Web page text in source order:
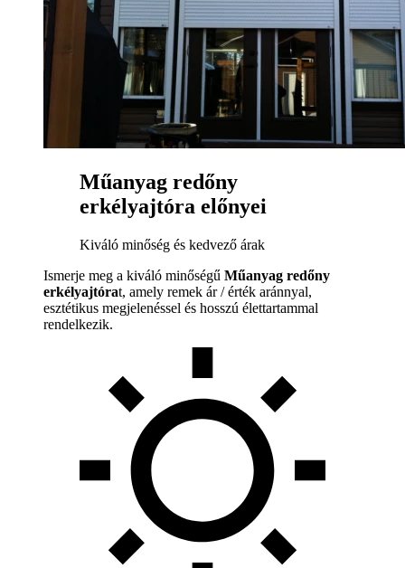
Műanyag redőny
erkélyajtóra előnyei
Kiváló minőség és kedvező árak
Ismerje meg a kiváló minőségű Műanyag redőny
erkélyajtórat, amely remek ár / érték aránnyal,
esztétikus megjelenéssel és hosszú élettartammal
rendelkezik.